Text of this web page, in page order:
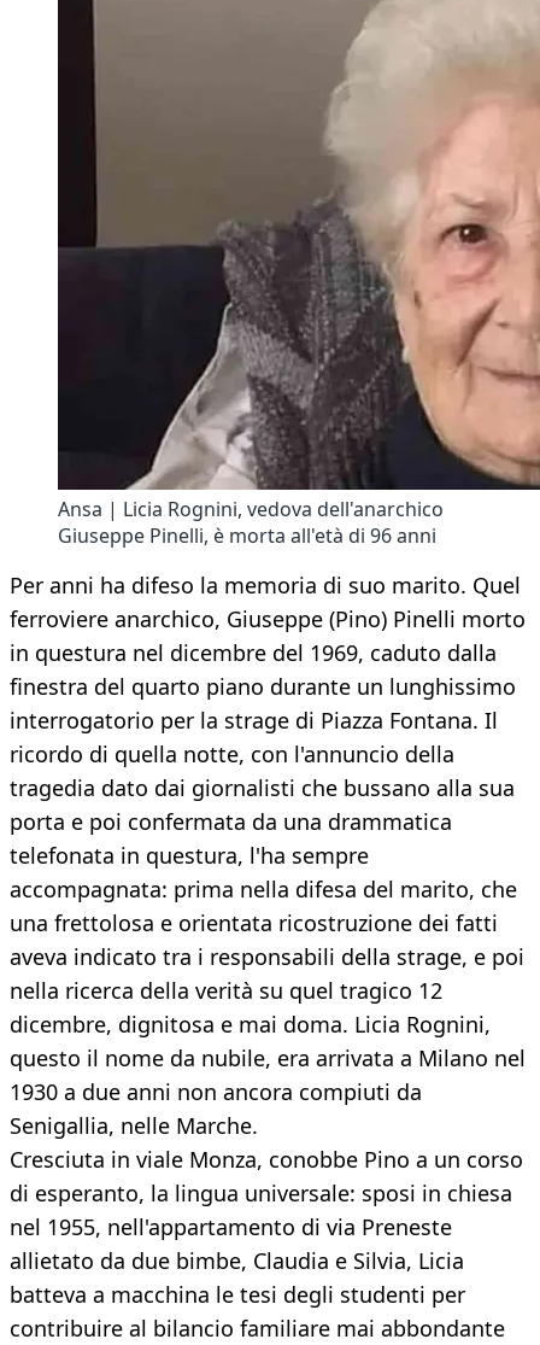
Ansa | Licia Rognini, vedova dell'anarchico
Giuseppe Pinelli, è morta all'età di 96 anni
Per anni ha difeso la memoria di suo marito. Quel
ferroviere anarchico, Giuseppe (Pino) Pinelli morto
in questura nel dicembre del 1969, caduto dalla
finestra del quarto piano durante un lunghissimo
interrogatorio per la strage di Piazza Fontana. Il
ricordo di quella notte, con l'annuncio della
tragedia dato dai giornalisti che bussano alla sua
porta e poi confermata da una drammatica
telefonata in questura, l'ha sempre
accompagnata: prima nella difesa del marito, che
una frettolosa e orientata ricostruzione dei fatti
aveva indicato tra i responsabili della strage, e poi
nella ricerca della verità su quel tragico 12
dicembre, dignitosa e mai doma. Licia Rognini,
questo il nome da nubile, era arrivata a Milano nel
1930 a due anni non ancora compiuti da
Senigallia, nelle Marche.
Cresciuta in viale Monza, conobbe Pino a un corso
di esperanto, la lingua universale: sposi in chiesa
nel 1955, nell'appartamento di via Preneste
allietato da due bimbe, Claudia e Silvia, Licia
batteva a macchina le tesi degli studenti per
contribuire al bilancio familiare mai abbondante